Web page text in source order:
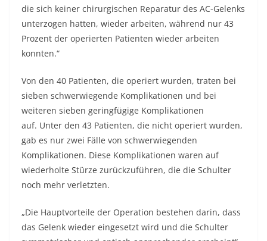
die sich keiner chirurgischen Reparatur des AC-Gelenks
unterzogen hatten, wieder arbeiten, während nur 43
Prozent der operierten Patienten wieder arbeiten
konnten.“
Von den 40 Patienten, die operiert wurden, traten bei
sieben schwerwiegende Komplikationen und bei
weiteren sieben geringfügige Komplikationen
auf. Unter den 43 Patienten, die nicht operiert wurden,
gab es nur zwei Fälle von schwerwiegenden
Komplikationen. Diese Komplikationen waren auf
wiederholte Stürze zurückzuführen, die die Schulter
noch mehr verletzten.
„Die Hauptvorteile der Operation bestehen darin, dass
das Gelenk wieder eingesetzt wird und die Schulter